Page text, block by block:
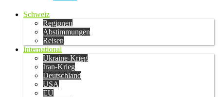
Schweiz
Regionen
Abstimmungen
Reisen
International
Ukraine-Krieg
Iran-Krieg
Deutschland
USA
EU